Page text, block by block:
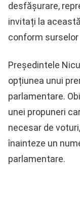
desfășurare,
invitați la
conform surselor
Președintele
opțiunea unui
parlamentare.
unei propuneri
necesar de
înainteze un
parlamentare.